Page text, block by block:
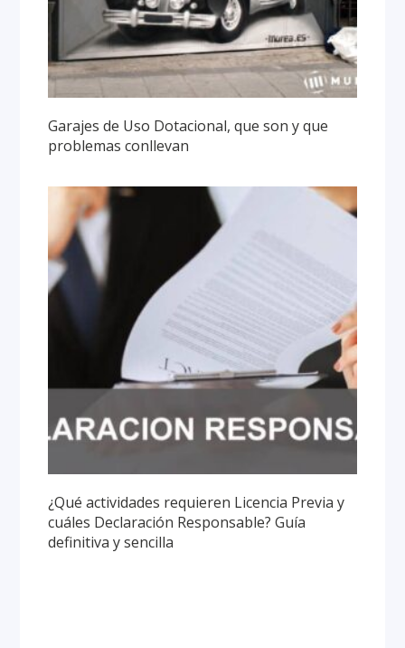
Garajes de Uso Dotacional, que son y que
problemas conllevan
¿Qué actividades requieren Licencia Previa y
cuáles Declaración Responsable? Guía
definitiva y sencilla